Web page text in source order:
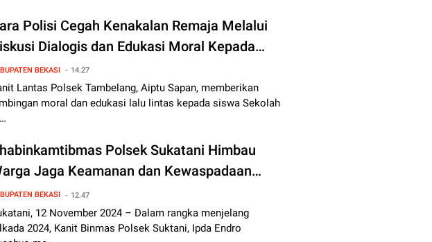
Polisi Cegah Kenakalan Remaja Melalui
Dialogis dan Edukasi Moral Kepada
SMP
BEKASI 14.27
Lantas Polsek Tambelang, Aiptu Sapan, memberikan
moral dan edukasi lalu lintas kepada siswa Sekolah
Polsek Sukatani Himbau
Jaga Keamanan dan Kewaspadaan
Pilkada
BEKASI 12.47
12 November 2024 – Dalam rangka menjelang
2024, Kanit Binmas Polsek Suktani, Ipda Endro